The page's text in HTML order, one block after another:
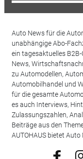
Auto News für die
unabhängige Abo-
ein tagesaktuelles
News,
zu Automodellen,
Automobilhandel und
für die gesamte
es auch Interviews,
Zulassungszahlen,
Beiträge aus den
AUTOHAUS bietet